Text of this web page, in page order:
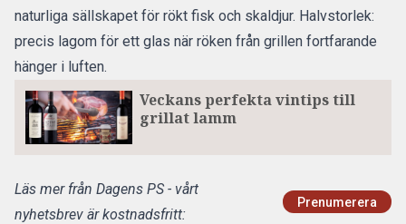
naturliga sällskapet för rökt fisk och skaldjur. Halvstorlek:
precis lagom för ett glas när röken från grillen fortfarande
hänger i luften.
Veckans perfekta vintips till
grillat lamm
Läs mer från Dagens PS - vårt
nyhetsbrev är kostnadsfritt:
Prenumerera